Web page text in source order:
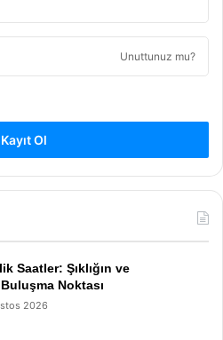
Unuttunuz mu?
Kayıt Ol
Saatler: Şıklığın ve
Buluşma Noktası
2026